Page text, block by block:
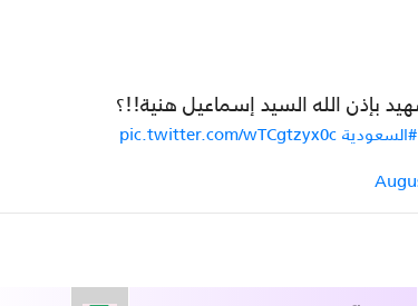
بإذن الله السيد إسماعيل هنية!!؟
#السعودية pic.twitter.com/wTCgtzyx0c